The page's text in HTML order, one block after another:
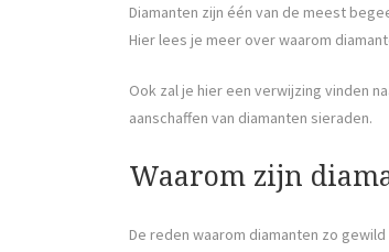
Diamanten zijn één van de meest
Hier lees je meer over waarom
Ook zal je hier een verwijzing vinden
aanschaffen van diamanten sieraden.
Waarom zijn
De reden waarom diamanten zo